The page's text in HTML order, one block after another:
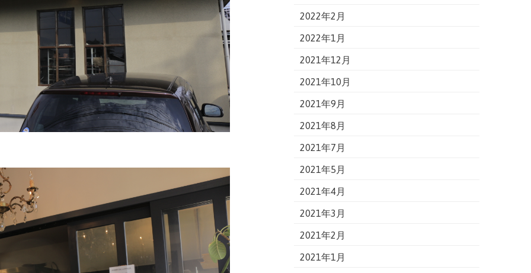
2022年2月
2022年1月
2021年12月
2021年10月
2021年9月
2021年8月
2021年7月
2021年5月
2021年4月
2021年3月
2021年2月
2021年1月